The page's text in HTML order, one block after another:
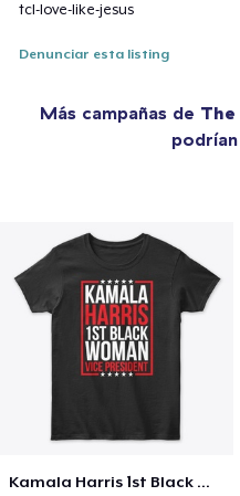
tcl-love-like-jesus
Denunciar esta listing
Más campañas de
Kamala Harris 1st Black Woman VP!